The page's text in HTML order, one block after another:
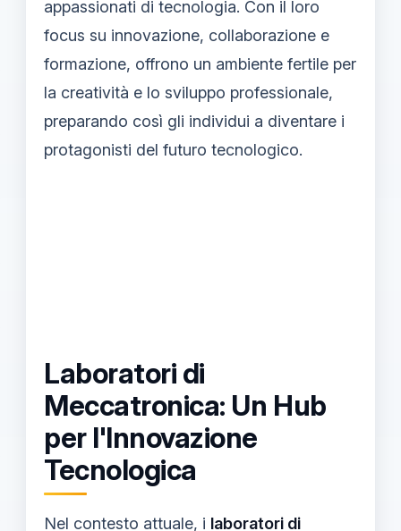
appassionati di tecnologia. Con il loro
focus su innovazione, collaborazione e
formazione, offrono un ambiente fertile per
la creatività e lo sviluppo professionale,
preparando così gli individui a diventare i
protagonisti del futuro tecnologico.
Laboratori di
Meccatronica: Un Hub
per l'Innovazione
Tecnologica
Nel contesto attuale, i laboratori di